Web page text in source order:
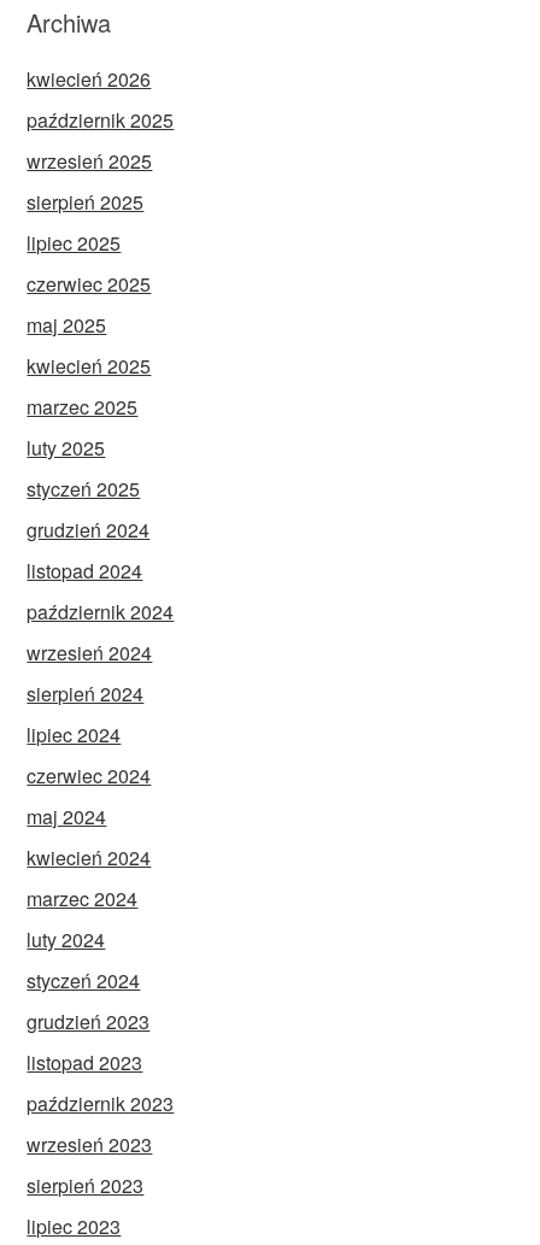
Archiwa
kwiecień 2026
październik 2025
wrzesień 2025
sierpień 2025
lipiec 2025
czerwiec 2025
maj 2025
kwiecień 2025
marzec 2025
luty 2025
styczeń 2025
grudzień 2024
listopad 2024
październik 2024
wrzesień 2024
sierpień 2024
lipiec 2024
czerwiec 2024
maj 2024
kwiecień 2024
marzec 2024
luty 2024
styczeń 2024
grudzień 2023
listopad 2023
październik 2023
wrzesień 2023
sierpień 2023
lipiec 2023